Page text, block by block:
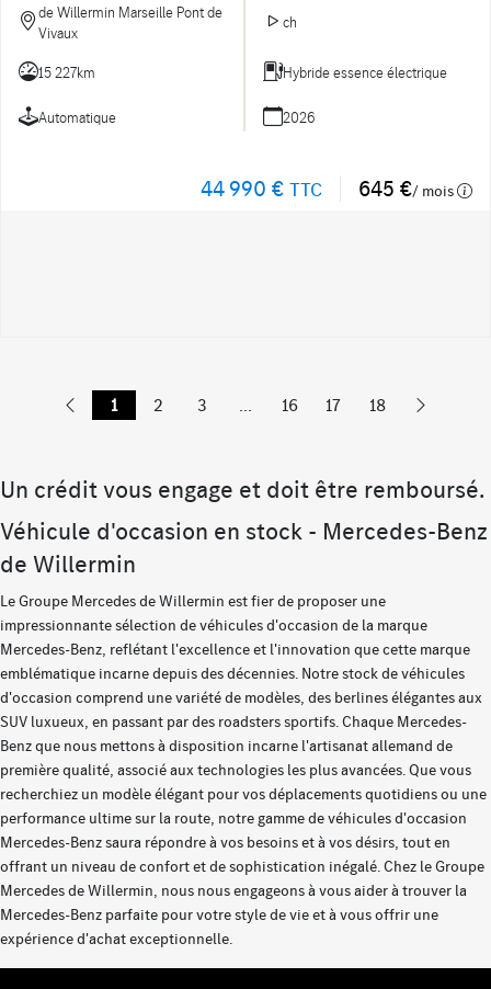
de Willermin Marseille Pont de
Vivaux
ch
15 227km Hybride essence électrique
Automatique 2026
44 990 € TTC 645 €/ mois
1 2 3 ... 16 17 18
Un crédit vous engage et doit être remboursé.
Véhicule d'occasion en stock - Mercedes-Benz
de Willermin
Le Groupe Mercedes de Willermin est fier de proposer une
impressionnante sélection de véhicules d'occasion de la marque
Mercedes-Benz, reflétant l'excellence et l'innovation que cette marque
emblématique incarne depuis des décennies. Notre stock de véhicules
d'occasion comprend une variété de modèles, des berlines élégantes aux
SUV luxueux, en passant par des roadsters sportifs. Chaque Mercedes-
Benz que nous mettons à disposition incarne l'artisanat allemand de
première qualité, associé aux technologies les plus avancées. Que vous
recherchiez un modèle élégant pour vos déplacements quotidiens ou une
performance ultime sur la route, notre gamme de véhicules d'occasion
Mercedes-Benz saura répondre à vos besoins et à vos désirs, tout en
offrant un niveau de confort et de sophistication inégalé. Chez le Groupe
Mercedes de Willermin, nous nous engageons à vous aider à trouver la
Mercedes-Benz parfaite pour votre style de vie et à vous offrir une
expérience d'achat exceptionnelle.